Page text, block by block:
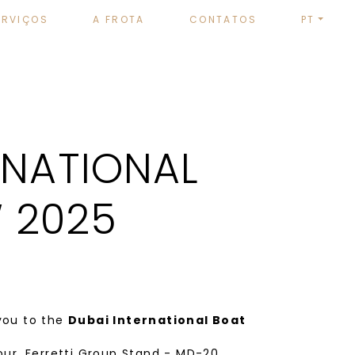
A FROTA CONTATOS PT
2025
to the Dubai International Boat